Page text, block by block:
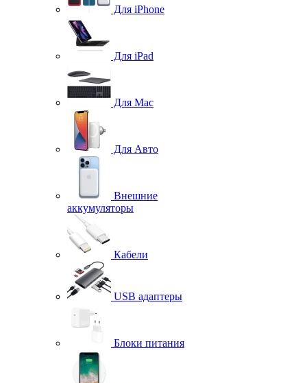
Для iPhone
Для iPad
Для Mac
Для Авто
Внешние
аккумуляторы
Кабели
USB адаптеры
Блоки питания